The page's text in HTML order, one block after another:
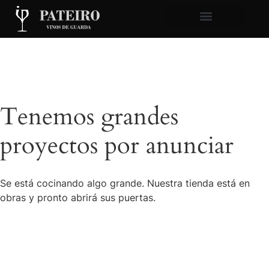
Tenemos grandes
proyectos por anunciar
Se está cocinando algo grande. Nuestra tienda está en
obras y pronto abrirá sus puertas.